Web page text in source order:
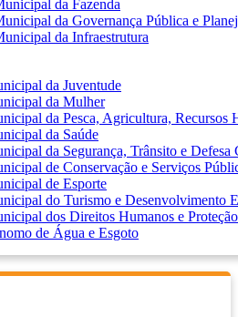
da Fazenda
da Governança Pública e
da Infraestrutura
da Juventude
da Mulher
da Pesca, Agricultura, Recursos
da Saúde
da Segurança, Trânsito e Defesa
de Conservação e Serviços
de Esporte
do Turismo e Desenvolvimento
dos Direitos Humanos e
de Água e Esgoto